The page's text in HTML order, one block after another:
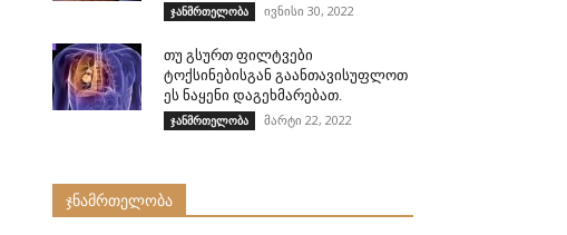
ჯანმრთელობა ივნისი 30, 2022
თუ გსურთ ფილტვები
ტოქსინებისგან გაანთავისუფლოთ
ეს ნაყენი დაგეხმარებათ.
ჯანმრთელობა მარტი 22, 2022
ჯნამრთელობა